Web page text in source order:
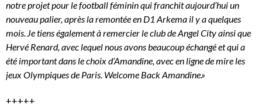
notre projet pour le football féminin qui franchit aujourd’hui un
nouveau palier, après la remontée en D1 Arkema il y a quelques
mois. Je tiens également à remercier le club de Angel City ainsi que
Hervé Renard, avec lequel nous avons beaucoup échangé et qui a
été important dans le choix d’Amandine, avec en ligne de mire les
jeux Olympiques de Paris. Welcome Back Amandine.»
+++++